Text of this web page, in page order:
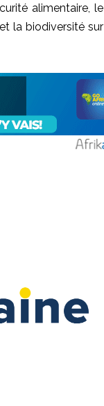
alimentaire, le
la biodiversité sur